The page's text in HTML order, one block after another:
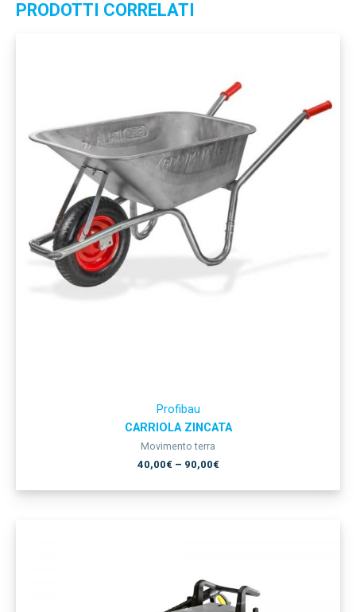
PRODOTTI CORRELATI
Profibau
CARRIOLA ZINCATA
Movimento terra
40,00€– 90,00€